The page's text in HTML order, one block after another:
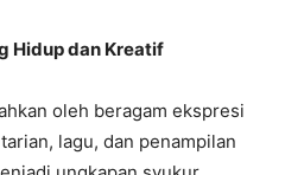
Hidup dan Kreatif
oleh beragam ekspresi
lagu, dan penampilan